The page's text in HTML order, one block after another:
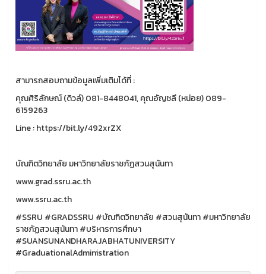
สามารถสอบถามข้อมูลเพิ่มเติมได้ที่ :
คุณศิริลักษณ์ (ดิวล์) 081-8448041, คุณอัญชลี (หน่อย) 089-
6159263
Line : https://bit.ly/492xrZX
บัณฑิตวิทยาลัย มหาวิทยาลัยราชภัฏสวนสุนันทา
www.grad.ssru.ac.th
www.ssru.ac.th
#SSRU #GRADSSRU #บัณฑิตวิทยาลัย #สวนสุนันทา #มหาวิทยาลัย
ราชภัฏสวนสุนันทา #บริหารการศึกษา
#SUANSUNANDHARAJABHATUNIVERSITY
#GraduationalAdministration